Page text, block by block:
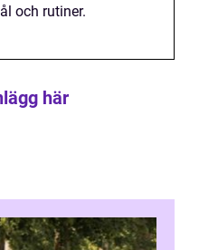
och rutiner.
här